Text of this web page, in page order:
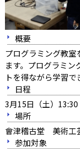
概要
プログラミング教
ます。プログラミ
トを得ながら学習で
日程
3月15日（土）
場所
會津稽古堂 美術工
参加対象